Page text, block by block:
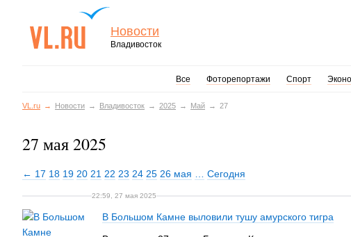
Новости
Владивосток
Все Фоторепортажи Спорт
VL.ru Новости Владивосток 2025 Май 27
27 мая 2025
← 17 18 19 20 21 22 23 24 25 26 мая Сегодня
22:59, 27 мая 2025
В Большом Камне выловили тушу амурского тигра